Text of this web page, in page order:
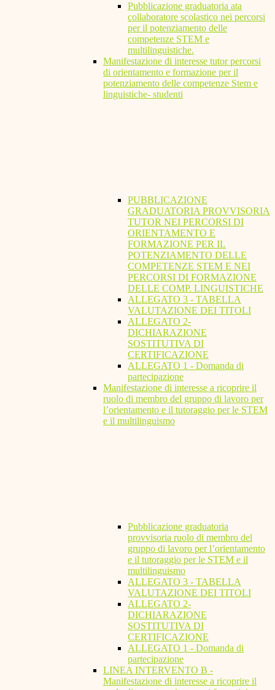
Pubblicazione graduatoria ata
collaboratore scolastico nei percorsi
per il potenziamento delle
competenze STEM e
multilinguistiche.
Manifestazione di interesse tutor percorsi
di orientamento e formazione per il
potenziamento delle competenze Stem e
linguistiche- studenti
PUBBLICAZIONE
GRADUATORIA PROVVISORIA
TUTOR NEI PERCORSI DI
ORIENTAMENTO E
FORMAZIONE PER IL
POTENZIAMENTO DELLE
COMPETENZE STEM E NEI
PERCORSI DI FORMAZIONE
DELLE COMP. LINGUISTICHE
ALLEGATO 3 - TABELLA
VALUTAZIONE DEI TITOLI
ALLEGATO 2-
DICHIARAZIONE
SOSTITUTIVA DI
CERTIFICAZIONE
ALLEGATO 1 - Domanda di
partecipazione
Manifestazione di interesse a ricoprire il
ruolo di membro del gruppo di lavoro per
l’orientamento e il tutoraggio per le STEM
e il multilinguismo
Pubblicazione graduatoria
provvisoria ruolo di membro del
gruppo di lavoro per l’orientamento
e il tutoraggio per le STEM e il
multilinguismo
ALLEGATO 3 - TABELLA
VALUTAZIONE DEI TITOLI
ALLEGATO 2-
DICHIARAZIONE
SOSTITUTIVA DI
CERTIFICAZIONE
ALLEGATO 1 - Domanda di
partecipazione
LINEA INTERVENTO B -
Manifestazione di interesse a ricoprire il